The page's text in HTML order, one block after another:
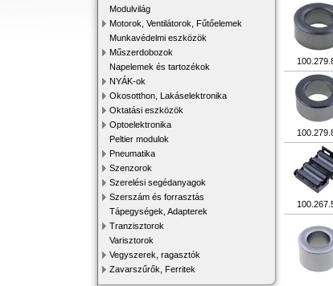
Modulvilág
Motorok, Ventilátorok, Fűtőelemek
Munkavédelmi eszközök
Műszerdobozok
Napelemek és tartozékok
NYÁK-ok
Okosotthon, Lakáselektronika
Oktatási eszközök
Optoelektronika
Peltier modulok
Pneumatika
Szenzorok
Szerelési segédanyagok
Szerszám és forrasztás
Tápegységek, Adapterek
Tranzisztorok
Varisztorok
Vegyszerek, ragasztók
Zavarszűrők, Ferritek